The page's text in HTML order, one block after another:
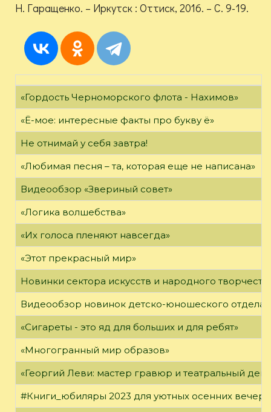
Н. Гаращенко. – Иркутск : Оттиск, 2016. – С. 9-19.
«Гордость Черноморского флота - Нахимов»
«Ё-мое: интересные факты про букву ё»
Не отнимай у себя завтра!
«Любимая песня – та, которая еще не написана»
Видеообзор «Звериный совет»
«Логика волшебства»
«Их голоса пленяют навсегда»
«Этот прекрасный мир»
Новинки сектора искусств и народного
Видеообзор новинок детско-юношеского отдела
«Сигареты - это яд для больших и для ребят»
«Многогранный мир образов»
«Георгий Леви: мастер гравюр и театральный
#Книги_юбиляры 2023 для уютных осенних